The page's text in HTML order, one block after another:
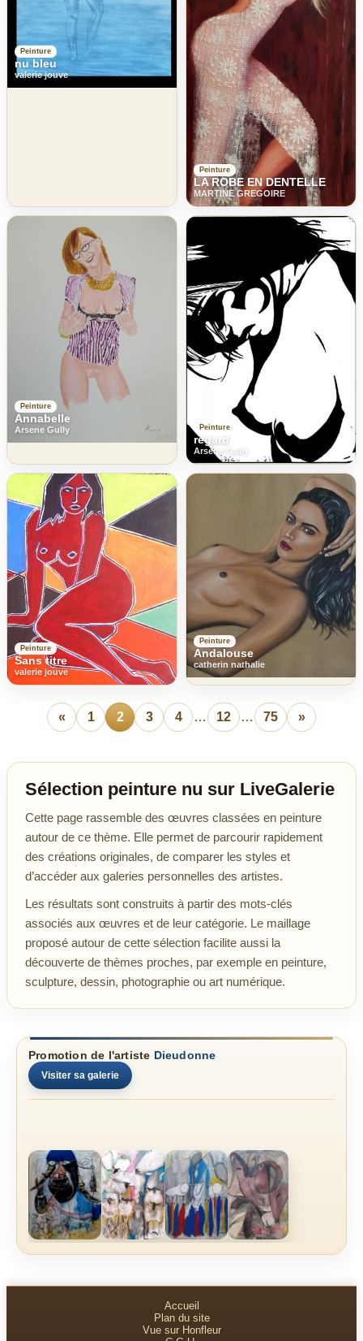
Peinture
nu bleu
valerie jouve
Peinture
LA ROBE EN DENTELLE
MARTINE GREGOIRE
Peinture
Annabelle
Arsene Gully Peinture
regard
Arsene Gully
Peinture
Sans titre
valerie jouve
Peinture
Andalouse
catherin nathalie
« 1 2 3 4 … 12 … 75 »
Sélection peinture nu sur LiveGalerie
Cette page rassemble des œuvres classées en peinture
autour de ce thème. Elle permet de parcourir rapidement
des créations originales, de comparer les styles et
d’accéder aux galeries personnelles des artistes.
Les résultats sont construits à partir des mots-clés
associés aux œuvres et de leur catégorie. Le maillage
proposé autour de cette sélection facilite aussi la
découverte de thèmes proches, par exemple en peinture,
sculpture, dessin, photographie ou art numérique.
Promotion de l'artiste Dieudonne
Visiter sa galerie
Accueil
Plan du site
Vue sur Honfleur